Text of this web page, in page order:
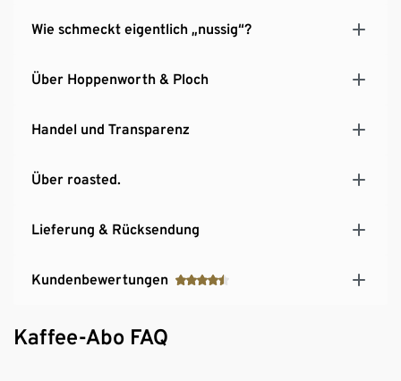
Wie schmeckt eigentlich „nussig“?
Über Hoppenworth & Ploch
Handel und Transparenz
Über roasted.
Lieferung & Rücksendung
Kundenbewertungen
Kaffee-Abo FAQ